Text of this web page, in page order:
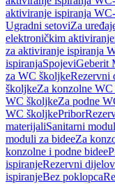
aktiviranje ispiranja
Ugradni setoviZa
elektroničkim
za aktiviranje ispiranja
ispiranjaSpojeviGeberit
za WC školjkeRezervni
školjkeZa konzolne
WC školjkeZa podne
WC školjkePribor
materijaliSanitarni
moduli za bideeZa
konzolne i podne bidee
ispiranjeRezervni
ispiranjeBez poklopca